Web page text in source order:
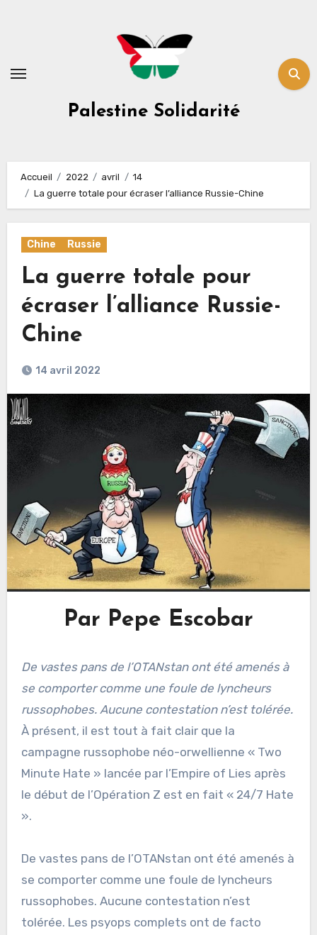
Palestine Solidarité
Accueil 2022 avril
14
La guerre totale pour écraser l’alliance Russie-Chine
Chine Russie
La guerre totale pour
écraser l’alliance Russie-
Chine
14 avril 2022
Par Pepe Escobar
De vastes pans de l’OTANstan ont été amenés à
se comporter comme une foule de lyncheurs
russophobes. Aucune contestation n’est tolérée.
À présent, il est tout à fait clair que la
campagne russophobe néo-orwellienne « Two
Minute Hate » lancée par l’Empire of Lies après
le début de l’Opération Z est en fait « 24/7 Hate
».
De vastes pans de l’OTANstan ont été amenés à
se comporter comme une foule de lyncheurs
russophobes. Aucune contestation n’est
tolérée. Les psyops complets ont de facto